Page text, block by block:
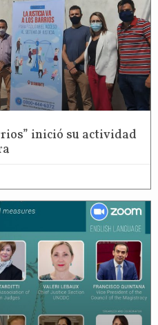
inició su actividad